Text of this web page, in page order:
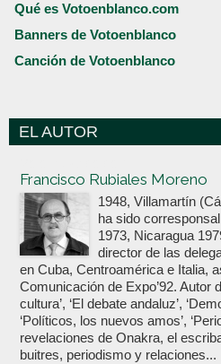
Qué es Votoenblanco.com
Banners de Votoenblanco
Canción de Votoenblanco
EL AUTOR
Francisco Rubiales Moreno
1948, Villamartín
ha sido
1973, Nicaragua
director de las
en Cuba, Centroamérica e Italia,
Comunicación de Expo’92. Autor
cultura’, ‘El debate andaluz’,
‘Políticos, los nuevos amos’,
revelaciones de Onakra, el
buitres, periodismo y relaciones...